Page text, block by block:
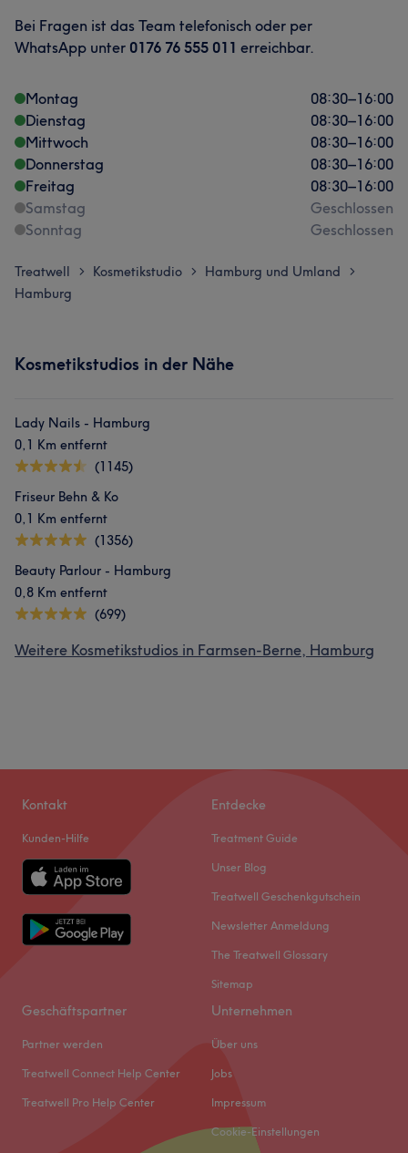
Bei Fragen ist das Team telefonisch oder per
WhatsApp unter 0176 76 555 011 erreichbar.
Montag 08:30–16:00
Dienstag
08:30–16:00
Mittwoch
08:30–16:00
Donnerstag
08:30–16:00
Freitag
08:30–16:00
Samstag
Geschlossen
Sonntag
Geschlossen
Treatwell > Kosmetikstudio > Hamburg und Umland >
Hamburg
Kosmetikstudios in der Nähe
Lady Nails - Hamburg
0,1 Km entfernt
(1145)
Friseur Behn & Ko
0,1 Km entfernt
(1356)
Beauty Parlour - Hamburg
0,8 Km entfernt
(699)
Weitere Kosmetikstudios in Farmsen-Berne, Hamburg
Kontakt
Kunden-Hilfe
Entdecke
Treatment Guide
Unser Blog
Treatwell Geschenkgutschein
Newsletter Anmeldung
The Treatwell Glossary
Sitemap
Geschäftspartner
Partner werden
Treatwell Connect Help Center
Treatwell Pro Help Center
Unternehmen
Über uns
Jobs
Impressum
Cookie-Einstellungen